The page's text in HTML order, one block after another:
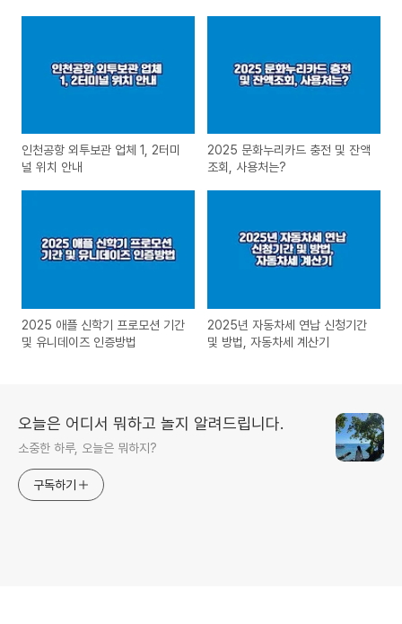
인천공항 외투보관 업체 1, 2터미
널 위치 안내
2025 문화누리카드 충전 및 잔액
조회, 사용처는?
2025 애플 신학기 프로모션 기간
및 유니데이즈 인증방법
2025년 자동차세 연납 신청기간
및 방법, 자동차세 계산기
오늘은 어디서 뭐하고 놀지 알려드립니다.
소중한 하루, 오늘은 뭐하지?
구독하기